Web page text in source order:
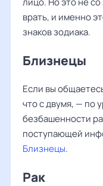
врать, и именно
знаков зодиака.
Близнецы
Если вы
что с двумя, — по
безбашенности
поступающей
Близнецы.
Рак